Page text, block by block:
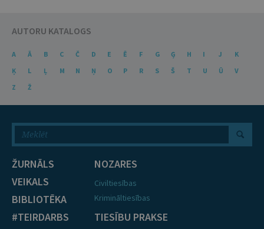
AUTORU KATALOGS
A Ā B C Č D E Ē F G Ģ H I J
K
Ķ
L Ļ M N Ņ O P R S Š T U Ū
V
Z
Ž
ŽURNĀLS
VEIKALS
BIBLIOTĒKA
#TEIRDARBS
NOZARES
Civiltiesības
Krimināltiesības
TIESĪBU PRAKSE